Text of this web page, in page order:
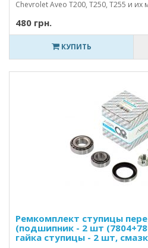
Chevrolet Aveo T200, T250, T255 и их
480 грн.
КУПИТЬ
Ремкомплект ступицы
(подшипник - 2 шт
гайка ступицы - 2 шт,